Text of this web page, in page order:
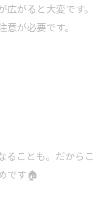
がると大変です。
が必要です。
ることも。だからこ
です🏠